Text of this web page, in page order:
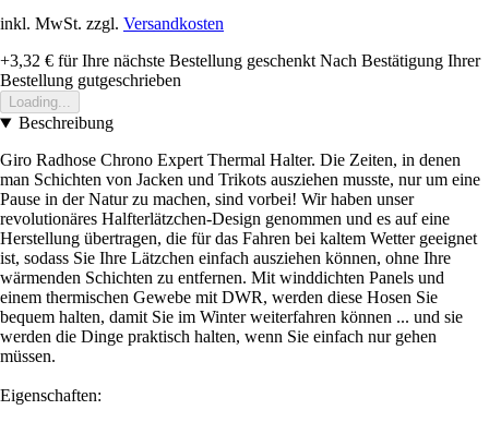
inkl. MwSt. zzgl. Versandkosten
+3,32 € für Ihre nächste Bestellung geschenkt Nach Bestätigung Ihrer
Bestellung gutgeschrieben
Loading...
Beschreibung
Giro Radhose Chrono Expert Thermal Halter. Die Zeiten, in denen
man Schichten von Jacken und Trikots ausziehen musste, nur um eine
Pause in der Natur zu machen, sind vorbei! Wir haben unser
revolutionäres Halfterlätzchen-Design genommen und es auf eine
Herstellung übertragen, die für das Fahren bei kaltem Wetter geeignet
ist, sodass Sie Ihre Lätzchen einfach ausziehen können, ohne Ihre
wärmenden Schichten zu entfernen. Mit winddichten Panels und
einem thermischen Gewebe mit DWR, werden diese Hosen Sie
bequem halten, damit Sie im Winter weiterfahren können ... und sie
werden die Dinge praktisch halten, wenn Sie einfach nur gehen
müssen.
Eigenschaften: